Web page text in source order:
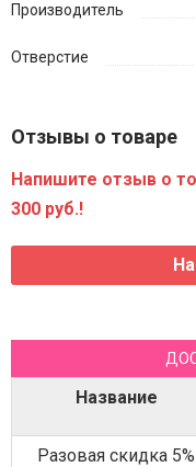
Производитель
Отверстие
Отзывы о товаре
Напишите отзыв о
300 руб.!
Название
Разовая скидка 5%